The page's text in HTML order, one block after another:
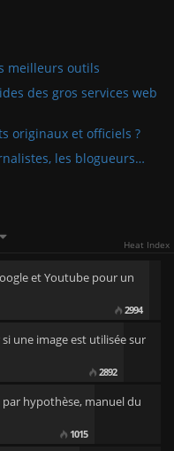
meilleurs outils
des gros services web
originaux et officiels ?
les blogueurs…
Heat Index
et Youtube pour un
2994
une image est utilisée sur
2892
par hypothèse, manuel du
1015